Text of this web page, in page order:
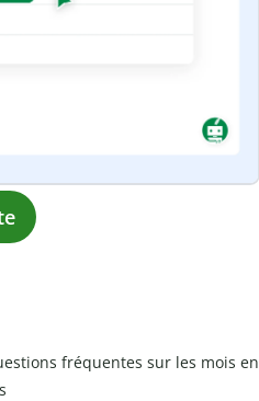
fréquentes sur les mois en